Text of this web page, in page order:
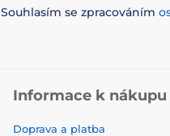
Souhlasím se zpracováním
Informace k nákupu
Doprava a platba